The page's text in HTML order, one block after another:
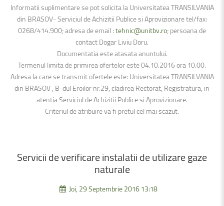
Informatii suplimentare se pot solicita la Universitatea TRANSILVANIA
din BRASOV- Serviciul de Achizitii Publice si Aprovizionare tel/fax:
0268/414.900; adresa de email :tehnic@unitbv.ro; persoana de
contact Dogar Liviu Doru.
Documentatia este atasata anuntului.
Termenul limita de primirea ofertelor este 04.10.2016 ora 10.00.
Adresa la care se transmit ofertele este: Universitatea TRANSILVANIA
din BRASOV , B-dul Eroilor nr.29, cladirea Rectorat, Registratura, in
atentia Serviciul de Achizitii Publice si Aprovizionare.
Criteriul de atribuire va fi pretul cel mai scazut.
Serviciideverificareinstalatiideutilizaregaze
naturale
Joi, 29 Septembrie 2016 13:18